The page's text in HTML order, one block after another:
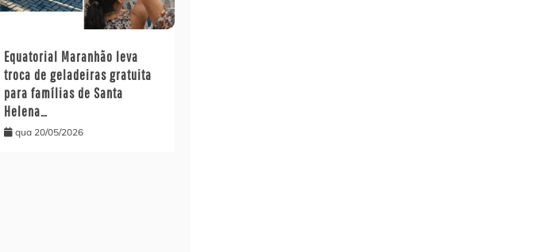
Equatorial Maranhão leva
troca de geladeiras gratuita
para famílias de Santa
Helena…
qua 20/05/2026